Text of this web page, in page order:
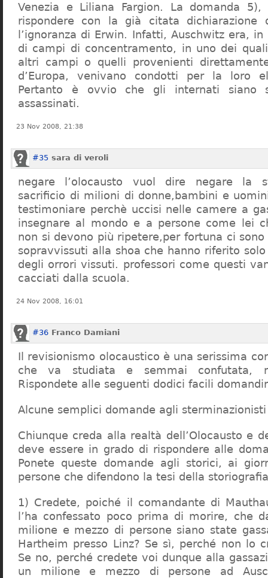
Venezia e Liliana Fargion. La domanda
rispondere con la già citata dichiarazione
l’ignoranza di Erwin. Infatti, Auschwitz era,
di campi di concentramento, in uno dei
altri campi o quelli provenienti
d’Europa, venivano condotti per la loro
Pertanto è ovvio che gli internati siano
assassinati.
23 Nov 2008, 21:38
#35 sara di veroli
negare l’olocausto vuol dire negare la
sacrificio di milioni di donne,bambini e
testimoniare perchè uccisi nelle camere a
insegnare al mondo e a persone come lei
non si devono più ripetere,per fortuna ci
sopravvissuti alla shoa che hanno riferito
degli orrori vissuti. professori come questi
cacciati dalla scuola.
24 Nov 2008, 16:01
#36 Franco Damiani
Il revisionismo olocaustico è una serissima
che va studiata e semmai confutata,
Rispondete alle seguenti dodici facili
Alcune semplici domande agli sterminazionisti
Chiunque creda alla realtà dell’Olocausto e
deve essere in grado di rispondere alle
Ponete queste domande agli storici, ai
persone che difendono la tesi della
1) Credete, poiché il comandante di
l’ha confessato poco prima di morire, che
milione e mezzo di persone siano state
Hartheim presso Linz? Se sì, perché non lo
Se no, perché credete voi dunque alla
un milione e mezzo di persone ad